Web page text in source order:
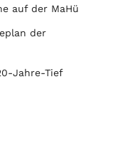
auf der MaHü
der
Jahre-Tief